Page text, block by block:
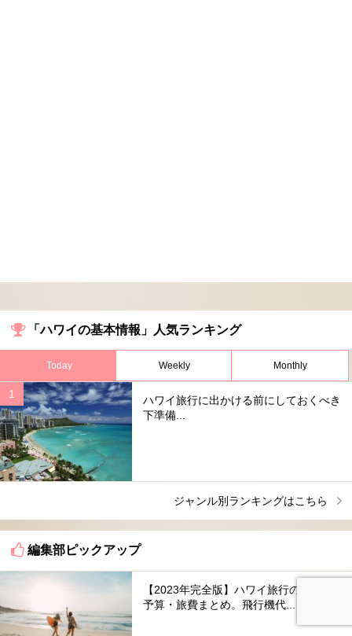
「ハワイの基本情報」人気ランキング
Today Weekly Monthly
ハワイ旅行に出かける前にしておくべき
下準備...
ジャンル別ランキングはこちら
編集部ピックアップ
【2023年完全版】ハワイ旅行の費用・
予算・旅費まとめ。飛行機代...